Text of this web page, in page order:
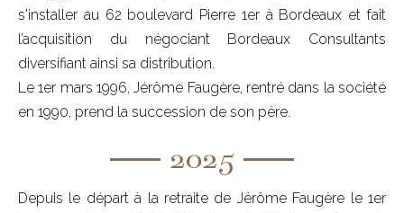
s'installer au 62 boulevard Pierre 1er à Bordeaux et fait
l’acquisition du négociant Bordeaux Consultants
diversifiant ainsi sa distribution.
Le 1er mars 1996, Jérôme Faugère, rentré dans la société
en 1990, prend la succession de son père.
2025
Depuis le départ à la retraite de Jérôme Faugère le 1er